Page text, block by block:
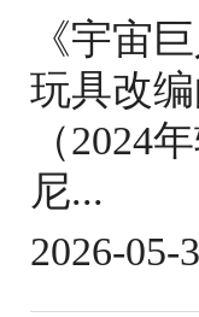
《宇宙
玩具改
（2024
尼...
2026-05-